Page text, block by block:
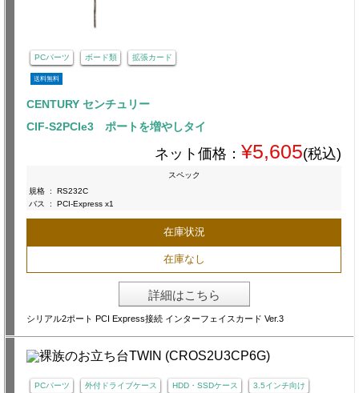
PCパーツ ボード類 拡張カード
送料無料
CENTURY センチュリー
CIF-S2PCIe3 ポートを増やしタイ
ネット価格： ¥5,605(税込)
スペック
規格 :
RS232C
バス
: PCI-Express x1
在庫状況
在庫なし
詳細はこちら
シリアル2ポート PCI Express接続 インターフェイスカード Ver.3
PCパーツ 外付ドライブケース HDD・SSDケース 3.5インチ向け